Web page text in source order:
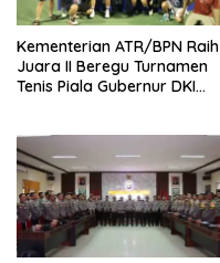
Kementerian ATR/BPN Raih
Juara II Beregu Turnamen
Tenis Piala Gubernur DKI